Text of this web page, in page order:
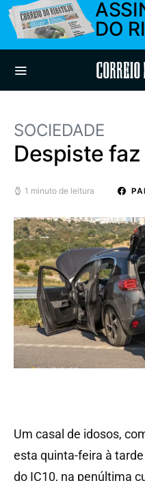
DO
SOCIEDADE
Despiste
1 minuto de leitura
Um casal de idosos,
esta quinta-feira à
do IC10, na penúltima